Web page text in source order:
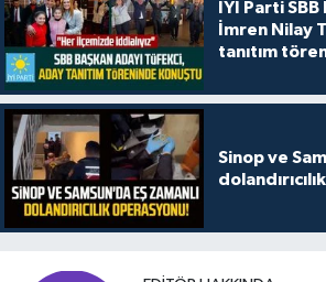
İYİ Parti SBB
İmren Nilay
tanıtım
Sinop ve